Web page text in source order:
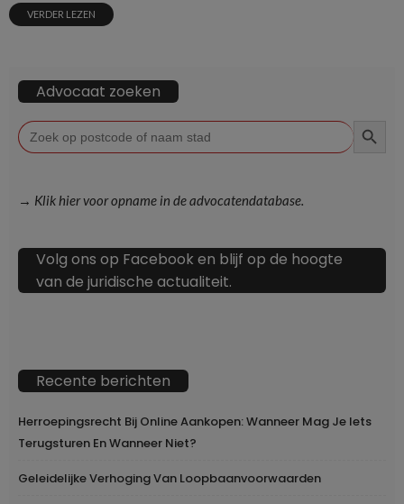
VERDER LEZEN
Advocaat zoeken
Zoek
naar:
→ Klik hier voor opname in de advocatendatabase.
Volg ons op Facebook en blijf op de hoogte
van de juridische actualiteit.
Recente berichten
Herroepingsrecht Bij Online Aankopen: Wanneer Mag Je Iets
Terugsturen En Wanneer Niet?
Geleidelijke Verhoging Van Loopbaanvoorwaarden